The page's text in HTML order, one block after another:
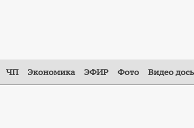
ЧП Экономика ЭФИР Фото Видео